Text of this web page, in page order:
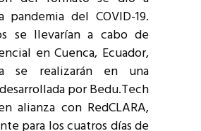
pandemia del COVID-19.
se llevarían a cabo de
en Cuenca, Ecuador,
se realizarán en una
por Bedu.Tech
alianza con RedCLARA,
para los cuatros días de